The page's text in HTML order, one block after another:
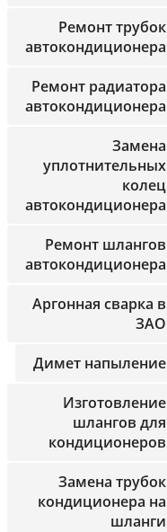
Ремонт трубок
автокондиционера
Ремонт радиатора
автокондиционера
Замена
уплотнительных
колец
автокондиционера
Ремонт шлангов
автокондиционера
Аргонная сварка в
ЗАО
Димет напыление
Изготовление
шлангов для
кондиционеров
Замена трубок
кондиционера на
шланги